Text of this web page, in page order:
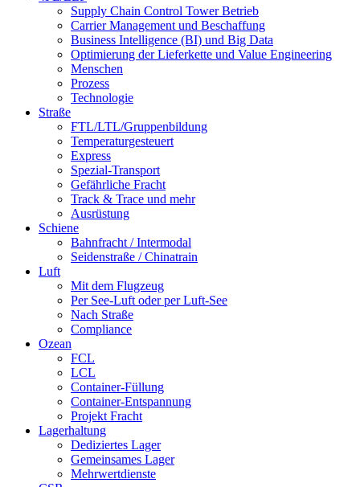
Supply Chain Control Tower Betrieb
Carrier Management und Beschaffung
Business Intelligence (BI) und Big Data
Optimierung der Lieferkette und Value Engineering
Menschen
Prozess
Technologie
Straße
FTL/LTL/Gruppenbildung
Temperaturgesteuert
Express
Spezial-Transport
Gefährliche Fracht
Track & Trace und mehr
Ausrüstung
Schiene
Bahnfracht / Intermodal
Seidenstraße / Chinatrain
Luft
Mit dem Flugzeug
Per See-Luft oder per Luft-See
Nach Straße
Compliance
Ozean
FCL
LCL
Container-Füllung
Container-Entspannung
Projekt Fracht
Lagerhaltung
Dediziertes Lager
Gemeinsames Lager
Mehrwertdienste